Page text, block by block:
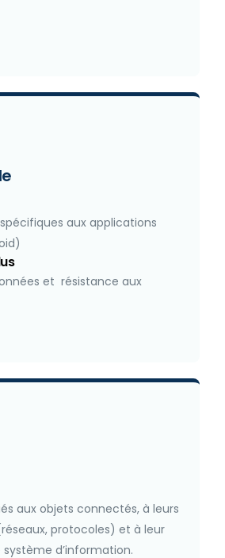
aux applications
et résistance aux
aux objets connectés, à leurs
protocoles) et à leur
d’information.